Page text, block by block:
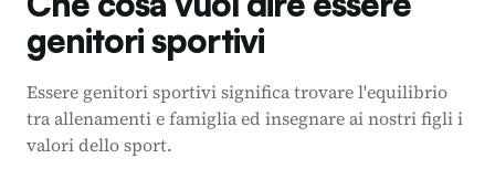
genitori sportivi
Essere genitori sportivi significa trovare l'equilibrio
tra allenamenti e famiglia ed insegnare ai nostri figli i
valori dello sport.